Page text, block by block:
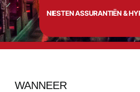
NIESTEN ASSURANTIËN &
Contact
WANNEER